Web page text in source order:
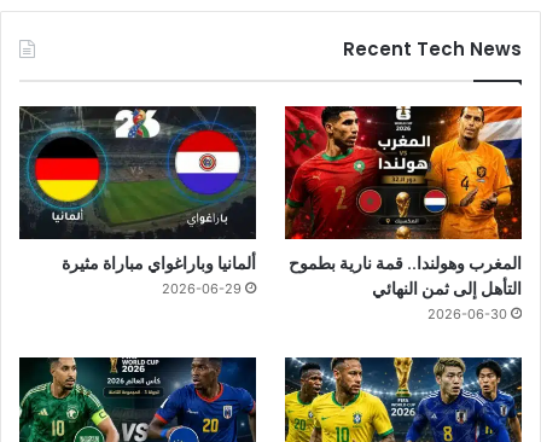
Recent Tech News
المغرب وهولندا.. قمة نارية بطموح
التأهل إلى ثمن النهائي
2026-06-30
ألمانيا وباراغواي مباراة مثيرة
2026-06-29